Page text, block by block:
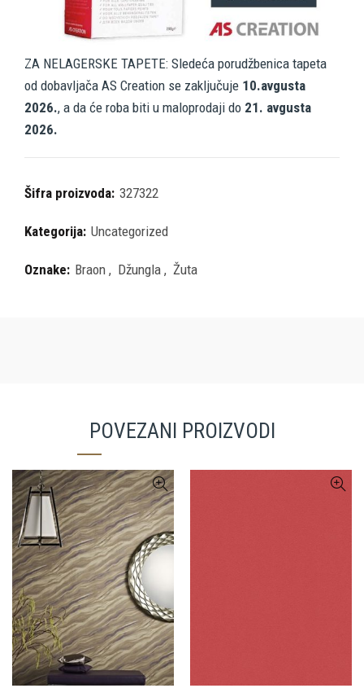
ZA NELAGERSKE TAPETE: Sledeća porudžbenica tapeta
od dobavljača AS Creation se zaključuje 10.avgusta
2026., a da će roba biti u maloprodaji do 21. avgusta
2026.
Šifra proizvoda: 327322
Kategorija: Uncategorized
Oznake: Braon , Džungla , Žuta
POVEZANI PROIZVODI